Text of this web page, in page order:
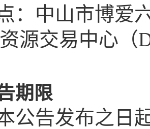
中山市博爱六
源交易中心（
期限
告发布之日